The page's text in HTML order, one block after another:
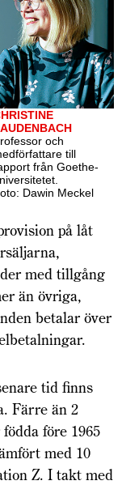
och
till
från Goethe-
Dawin Meckel
på låt
med tillgång
än övriga,
betalar över
tid finns
Färre än 2
före 1965
med 10
Z. I takt med